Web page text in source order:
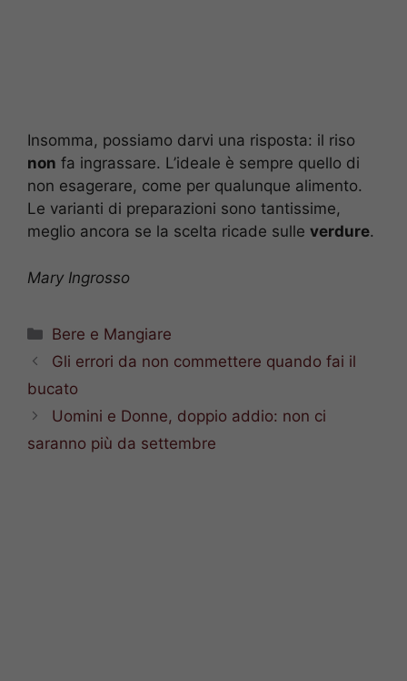
Insomma, possiamo darvi una risposta: il riso
non fa ingrassare. L’ideale è sempre quello di
non esagerare, come per qualunque alimento.
Le varianti di preparazioni sono tantissime,
meglio ancora se la scelta ricade sulle verdure.
Mary Ingrosso
Categorie
Bere e Mangiare
Gli errori da non commettere quando fai il
bucato
Uomini e Donne, doppio addio: non ci
saranno più da settembre